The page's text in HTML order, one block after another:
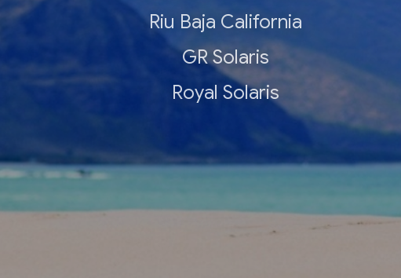
Riu Baja California
GR Solaris
Royal Solaris